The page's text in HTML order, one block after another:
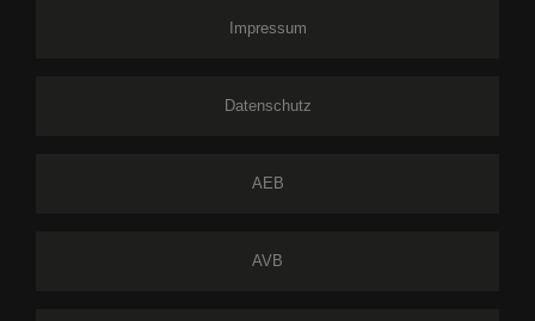
Impressum
Datenschutz
AEB
AVB